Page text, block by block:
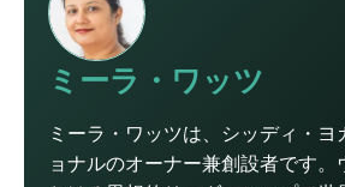
ミーラ・ワッツ
ミーラ・ワッツは、シッディ・ヨ
ョナルのオーナー兼創設者です。